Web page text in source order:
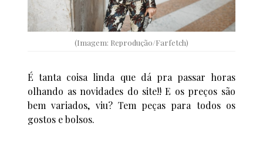
(Imagem: Reprodução/Farfetch)
É tanta coisa linda que dá pra passar horas
olhando as novidades do site!! E os preços são
bem variados, viu? Tem peças para todos os
gostos e bolsos.